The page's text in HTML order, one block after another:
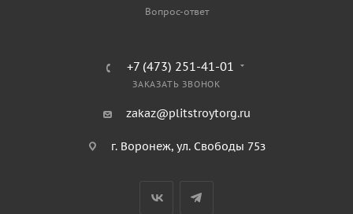
Вопрос-ответ
+7 (473) 251-41-01
ЗАКАЗАТЬ ЗВОНОК
zakaz@plitstroytorg.ru
г. Воронеж, ул. Свободы 75з